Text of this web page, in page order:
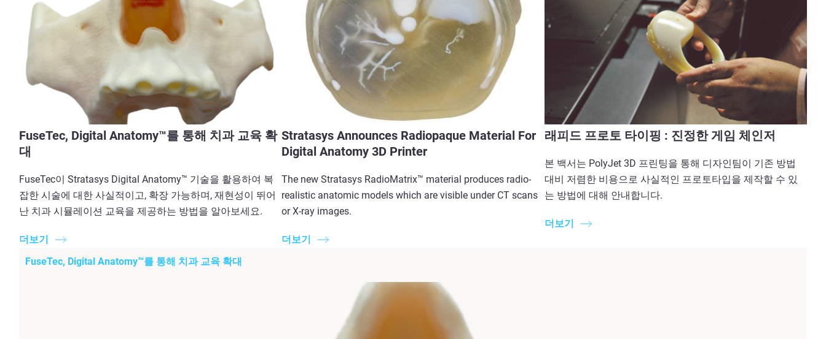
FuseTec, Digital Anatomy™를 통해 치과 교육 확
대
FuseTec이 Stratasys Digital Anatomy™ 기술을 활용하여 복
잡한 시술에 대한 사실적이고, 확장 가능하며, 재현성이 뛰어
난 치과 시뮬레이션 교육을 제공하는 방법을 알아보세요.
더보기
Stratasys Announces Radiopaque Material For
Digital Anatomy 3D Printer
The new Stratasys RadioMatrix™ material produces radio-
realistic anatomic models which are visible under CT scans
or X-ray images.
더보기
래피드 프로토 타이핑 : 진정한 게임 체인저
본 백서는 PolyJet 3D 프린팅을 통해 디자인팀이 기존 방법
대비 저렴한 비용으로 사실적인 프로토타입을 제작할 수 있
는 방법에 대해 안내합니다.
더보기
FuseTec, Digital Anatomy™를 통해 치과 교육 확대